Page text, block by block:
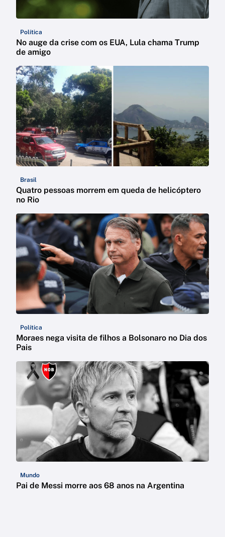
Política
No auge da crise com os EUA, Lula chama Trump
de amigo
Brasil
Quatro pessoas morrem em queda de helicóptero
no Rio
Política
Moraes nega visita de filhos a Bolsonaro no Dia dos
Pais
Mundo
Pai de Messi morre aos 68 anos na Argentina